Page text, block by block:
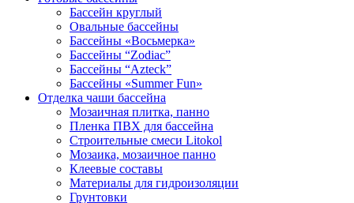
Бассейн круглый
Овальные бассейны
Бассейны «Восьмерка»
Бассейны “Zodiac”
Бассейны “Azteck”
Бассейны «Summer Fun»
Отделка чаши бассейна
Мозаичная плитка, панно
Пленка ПВХ для бассейна
Строительные смеси Litokol
Мозаика, мозаичное панно
Клеевые составы
Материалы для гидроизоляции
Грунтовки